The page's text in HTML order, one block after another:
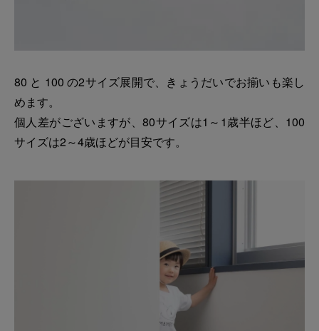
80 と 100 の2サイズ展開で、きょうだいでお揃いも楽し
めます。
個人差がございますが、80サイズは1～1歳半ほど、100
サイズは2～4歳ほどが目安です。